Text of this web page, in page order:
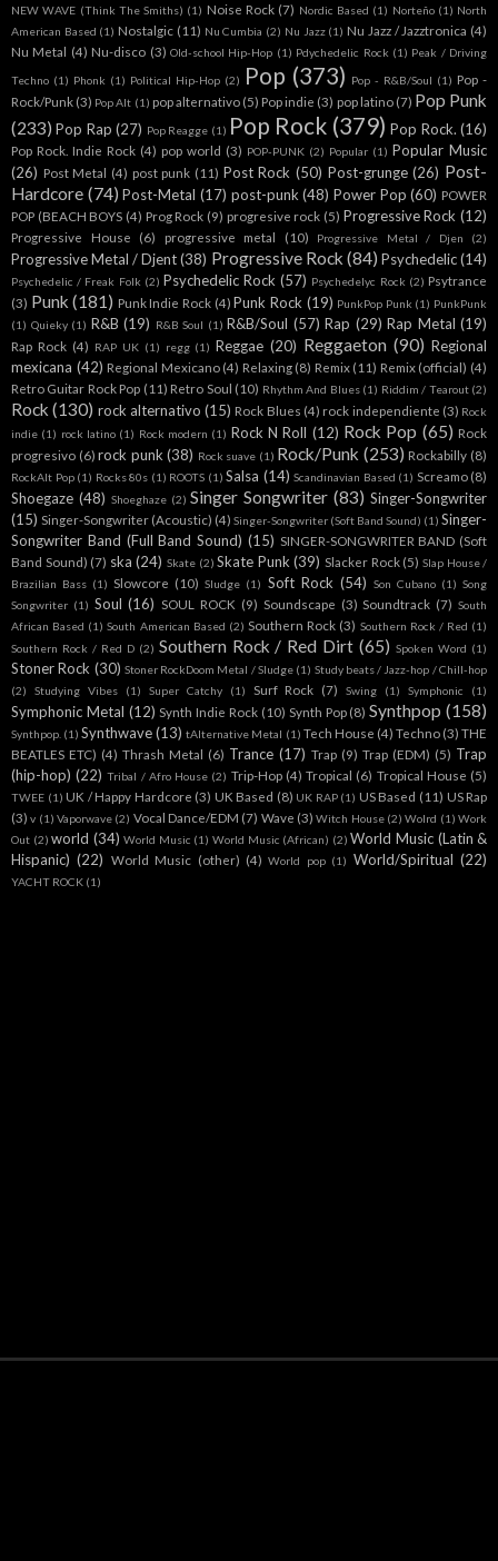
NEW WAVE (Think The Smiths) (1) Noise Rock (7) Nordic Based (1) Norteño (1) North
American Based (1) Nostalgic (11) Nu Cumbia (2) Nu Jazz (1) Nu Jazz / Jazztronica (4)
Nu Metal (4) Nu-disco (3) Old-school Hip-Hop (1) Pdychedelic Rock (1) Peak / Driving
Techno (1) Phonk (1) Political Hip-Hop (2) Pop (373) Pop - R&B/Soul (1) Pop -
Rock/Punk (3) Pop Alt (1) pop alternativo (5) Pop indie (3) pop latino (7) Pop Punk
(233) Pop Rap (27) Pop Reagge (1) Pop Rock (379) Pop Rock. (16)
Pop Rock. Indie Rock (4) pop world (3) POP-PUNK (2) Popular (1) Popular Music
(26) Post Metal (4) post punk (11) Post Rock (50) Post-grunge (26) Post-
Hardcore (74) Post-Metal (17) post-punk (48) Power Pop (60) POWER
POP (BEACH BOYS (4) Prog Rock (9) progresive rock (5) Progressive Rock (12)
Progressive House (6) progressive metal (10) Progressive Metal / Djen (2)
Progressive Metal / Djent (38) Progressive Rock (84) Psychedelic(14)
Psychedelic / Freak Folk (2) Psychedelic Rock (57) Psychedelyc Rock (2) Psytrance
(3) Punk (181) Punk Indie Rock (4) Punk Rock (19) PunkPop Punk (1) PunkPunk
(1) Quieky (1) R&B (19) R&B Soul (1) R&B/Soul (57) Rap (29) Rap Metal (19)
Rap Rock (4) RAP UK (1) regg (1) Reggae (20) Reggaeton (90) Regional
mexicana (42) Regional Mexicano (4) Relaxing (8) Remix (11) Remix (official) (4)
Retro Guitar Rock Pop (11) Retro Soul (10) Rhythm And Blues (1) Riddim / Tearout (2)
Rock (130) rock alternativo (15) Rock Blues (4) rock independiente (3) Rock
indie (1) rock latino (1) Rock modern (1) Rock N Roll (12) Rock Pop (65) Rock
progresivo (6) rock punk (38) Rock suave (1) Rock/Punk (253) Rockabilly (8)
RockAlt Pop (1) Rocks 80s (1) ROOTS (1) Salsa (14) Scandinavian Based (1) Screamo (8)
Shoegaze (48) Shoeghaze (2) Singer Songwriter (83) Singer-Songwriter
(15) Singer-Songwriter (Acoustic) (4) Singer-Songwriter (Soft Band Sound) (1) Singer-
Songwriter Band (Full Band Sound) (15) SINGER-SONGWRITER BAND (Soft
Band Sound) (7) ska (24) Skate (2) Skate Punk (39) Slacker Rock (5) Slap House /
Brazilian Bass (1) Slowcore (10) Sludge (1) Soft Rock (54) Son Cubano (1) Song
Songwriter (1) Soul (16) SOUL ROCK (9) Soundscape (3) Soundtrack (7) South
African Based (1) South American Based (2) Southern Rock (3) Southern Rock / Red (1)
Southern Rock / Red D (2) Southern Rock / Red Dirt (65) Spoken Word (1)
Stoner Rock (30) Stoner RockDoom Metal / Sludge (1) Study beats / Jazz-hop / Chill-hop
(2)
Studying Vibes (1) Super Catchy (1) Surf Rock (7) Swing (1) Symphonic (1)
Symphonic Metal (12) Synth Indie Rock (10) Synth Pop (8) Synthpop (158)
Synthpop. (1) Synthwave (13) tAlternative Metal (1) Tech House (4) Techno (3) THE
BEATLES ETC) (4) Thrash Metal (6) Trance (17) Trap (9) Trap (EDM) (5) Trap
(hip-hop) (22) Tribal / Afro House (2) Trip-Hop (4) Tropical (6) Tropical House (5)
TWEE (1) UK / Happy Hardcore (3) UK Based (8) UK RAP (1) US Based (11) US Rap
(3) v (1) Vaporwave (2) Vocal Dance/EDM (7) Wave (3) Witch House (2) Wolrd (1) Work
Out (2) world (34) World Music (1) World Music (African) (2) World Music (Latin &
Hispanic) (22) World Music (other) (4) World pop (1) World/Spiritual (22)
YACHT ROCK (1)